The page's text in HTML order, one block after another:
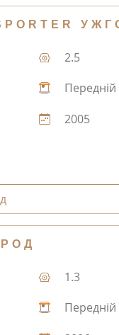
2.5
Передній
2005
1.3
Передній